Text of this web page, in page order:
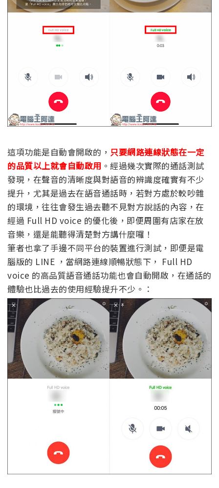
這項功能是自動會開啟的， 只要網路連線狀態在一定
的品質以上就會自動啟用 。經過幾次實際的通話測試
發現，在聲音的清晰度與對語音的辨識度確實有不少
提升，尤其是過去在語音通話時，若對方處於較吵雜
的環境，往往會發生過去聽不見對方說話的內容，在
經過 Full HD voice 的優化後，即便周圍有店家在放
音樂，還是能聽得清楚對方講什麼囉！
筆者也拿了手邊不同平台的裝置進行測試，即便是電
腦版的 LINE ，當網路連線順暢狀態下， Full HD
voice 的高品質語音通話功能也會自動開啟，在通話的
體驗也比過去的使用經驗提升不少。：